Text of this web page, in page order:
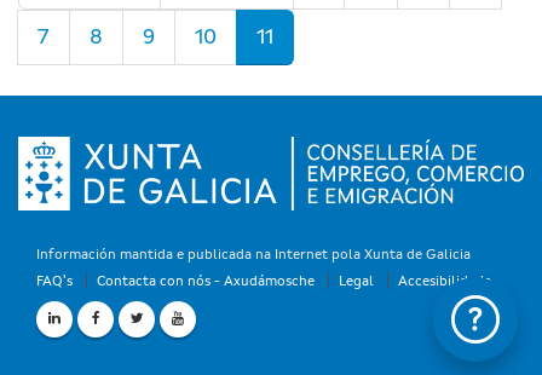
7 8 9 10 11
Información mantida e publicada na Internet pola Xunta de Galicia
FAQ's
Contacta con nós - Axudámosche Legal Accesibilidade